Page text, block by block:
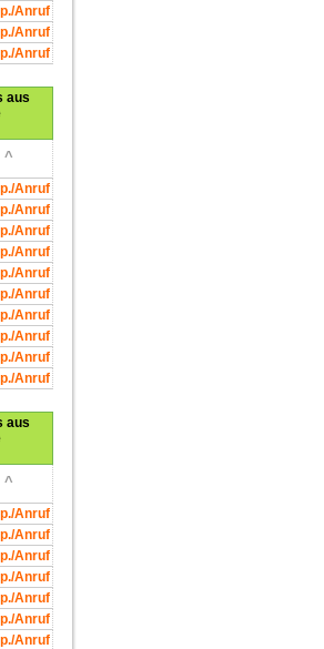
Anruf
Anruf
Anruf
aus
^
Anruf
Anruf
Anruf
Anruf
Anruf
Anruf
Anruf
Anruf
Anruf
Anruf
aus
^
Anruf
Anruf
Anruf
Anruf
Anruf
Anruf
Anruf